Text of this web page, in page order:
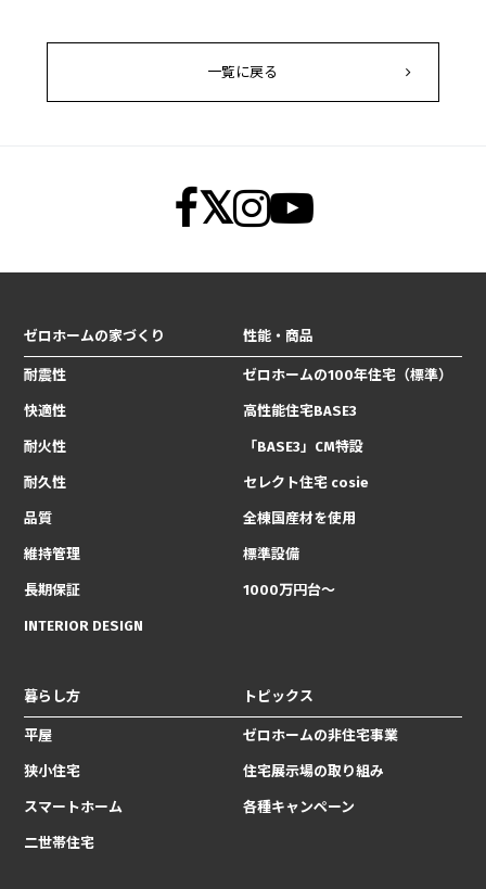
一覧に戻る
ゼロホームの家づくり
耐震性
快適性
耐火性
耐久性
品質
維持管理
長期保証
INTERIOR DESIGN
性能・商品
ゼロホームの100年住宅（標準）
高性能住宅BASE3
「BASE3」CM特設
セレクト住宅 cosie
全棟国産材を使用
標準設備
1000万円台〜
暮らし方
平屋
狭小住宅
スマートホーム
二世帯住宅
トピックス
ゼロホームの非住宅事業
住宅展示場の取り組み
各種キャンペーン